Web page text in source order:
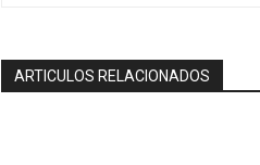
ARTICULOS RELACIONADOS